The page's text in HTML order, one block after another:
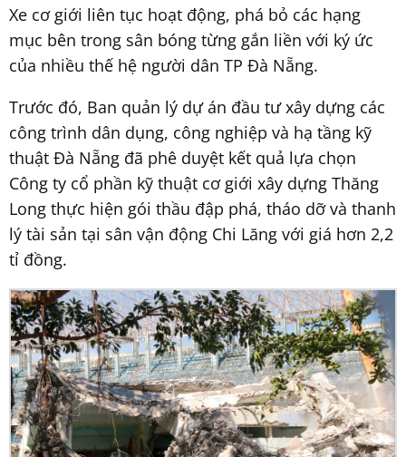
Xe cơ giới liên tục hoạt động, phá bỏ các hạng
mục bên trong sân bóng từng gắn liền với ký ức
của nhiều thế hệ người dân TP Đà Nẵng.
Trước đó, Ban quản lý dự án đầu tư xây dựng các
công trình dân dụng, công nghiệp và hạ tầng kỹ
thuật Đà Nẵng đã phê duyệt kết quả lựa chọn
Công ty cổ phần kỹ thuật cơ giới xây dựng Thăng
Long thực hiện gói thầu đập phá, tháo dỡ và thanh
lý tài sản tại sân vận động Chi Lăng với giá hơn 2,2
tỉ đồng.